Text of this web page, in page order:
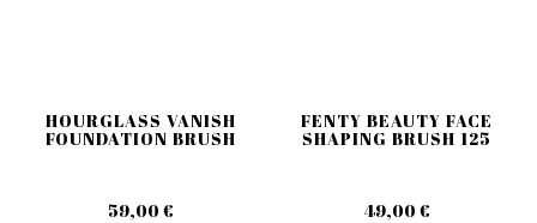
HOURGLASS VANISH
FOUNDATION BRUSH
59,00 €
FENTY BEAUTY FACE
SHAPING BRUSH 125
49,00 €